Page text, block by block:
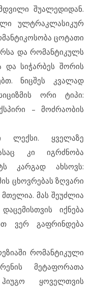
შუალედიდან.
ულტრაკლასიკურ
ცოტათი
და რომანტიკულს
და სიჭარბეს შორის
ნიცშეს კვალად
ორი ტიპი:
– მოძრაობის
ლექსი. ყველაზე
კი იგრძნობა
კარგად ახსოვს:
ცხოვრებას ზღვარი
მას შეუძლია
იქნება
ვერ გაფრინდება
რომანტიკული
მეტაფორათა
ყოველთვის